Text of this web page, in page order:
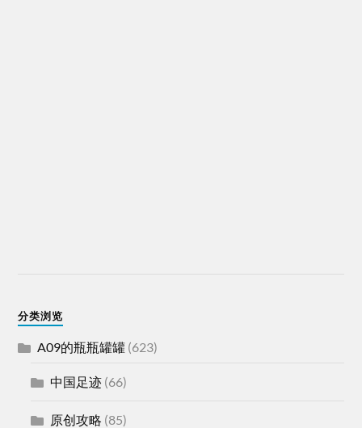
分类浏览
A09的瓶瓶罐罐 (623)
中国足迹 (66)
原创攻略 (85)